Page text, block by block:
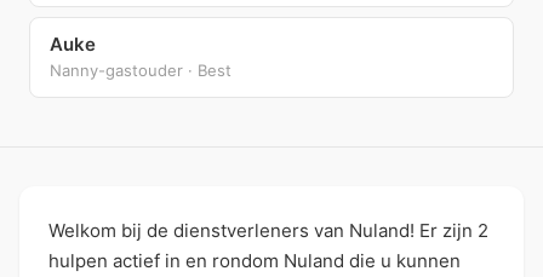
Auke
Nanny-gastouder · Best
Welkom bij de dienstverleners van Nuland! Er zijn 2
hulpen actief in en rondom Nuland die u kunnen